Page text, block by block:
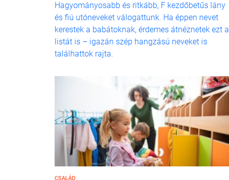
Hagyományosabb és ritkább, F kezdőbetűs lány
és fiú utóneveket válogattunk. Ha éppen nevet
kerestek a babátoknak, érdemes átnéznetek ezt a
listát is – igazán szép hangzású neveket is
találhattok rajta.
CSALÁD